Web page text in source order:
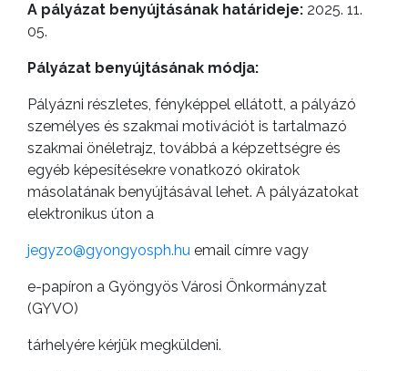
A pályázat benyújtásának határideje: 2025. 11.
05.
Pályázat benyújtásának módja:
Pályázni részletes, fényképpel ellátott, a pályázó
személyes és szakmai motivációt is tartalmazó
szakmai önéletrajz, továbbá a képzettségre és
egyéb képesítésekre vonatkozó okiratok
másolatának benyújtásával lehet. A pályázatokat
elektronikus úton a
jegyzo@gyongyosph.hu email címre vagy
e-papíron a Gyöngyös Városi Önkormányzat
(GYVO)
tárhelyére kérjük megküldeni.